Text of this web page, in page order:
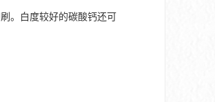
。白度较好的碳酸钙还可